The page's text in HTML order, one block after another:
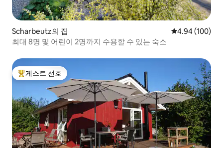
Scharbeutz의 집 평점 4.94점(5
4.94 (100)
최대 8명 및 어린이 2명까지 수용할 수 있는 숙소
상위 게스트 선호
게스트 선호